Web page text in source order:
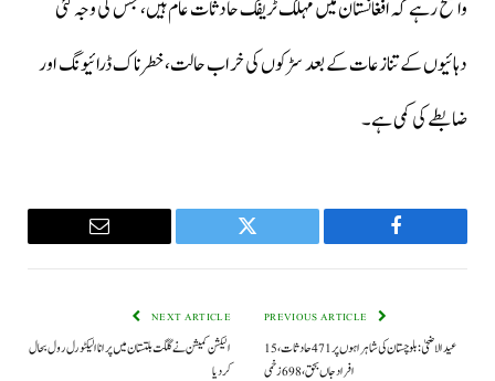
واضح رہے کہ افغانستان میں مہلک ٹریفک حادثات عام ہیں، جس کی وجہ کئی
دہائیوں کے تنازعات کے بعد سڑکوں کی خراب حالت، خطرناک ڈرائیونگ اور
ضابطے کی کمی ہے۔
Facebook
Twitter
Email
عید الاضحیٰ: بلوچستان کی شاہراہوں پر 471 حادثات، 15
افراد جاں بحق، 698 زخمی
NEXT ARTICLE
الیکشن کمیشن نے گلگت بلتستان میں پرانا الیکٹورل رول بحال
کر دیا